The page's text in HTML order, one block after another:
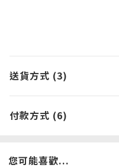
送貨方式 (3)
付款方式 (6)
您可能喜歡...